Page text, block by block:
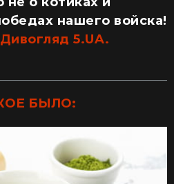
нашего войска!
Дивогляд 5.UA.
БЫЛО: